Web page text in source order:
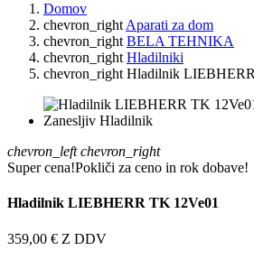
Domov
chevron_right Aparati za dom
chevron_right BELA TEHNIKA
chevron_right Hladilniki
chevron_right Hladilnik
chevron_left chevron_right
Super cena!Pokliči za ceno in rok dobave!
Hladilnik LIEBHERR TK 12Ve01
359,00 € Z DDV